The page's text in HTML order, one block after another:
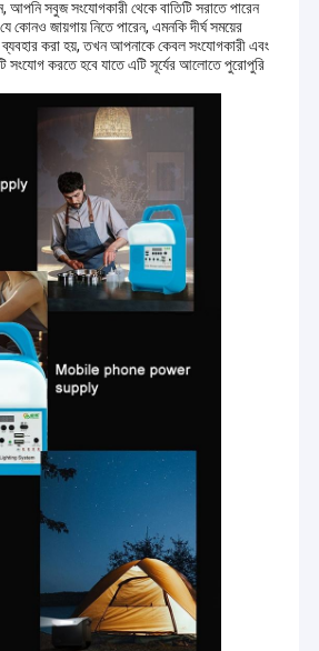
আপনি সবুজ সংযোগকারী থেকে বাতিটি সরাতে পারেন
কোনও জায়গায় নিতে পারেন, এমনকি দীর্ঘ সময়ের
করা হয়, তখন আপনাকে কেবল সংযোগকারী এবং
সংযোগ করতে হবে যাতে এটি সূর্যের আলোতে পুরোপুরি